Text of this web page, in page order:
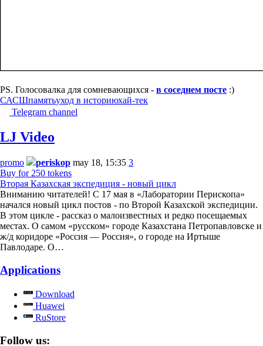
PS. Голосовалка для сомневающихся - в соседнем посте :)
САСШпамятьуход в историюхай-тек
Telegram channel
LJ Video
promo periskop may 18, 15:35 3
Buy for 250 tokens
Вторая Казахская экспедиция - новый цикл
Вниманию читателей! С 17 мая в «Лаборатории Перископа»
начался новый цикл постов - по Второй Казахской экспедиции.
В этом цикле - рассказ о малоизвестных и редко посещаемых
местах. О самом «русском» городе Казахстана Петропавловске и
ж/д коридоре «Россия — Россия», о городе на Иртыше
Павлодаре. О…
Applications
Download
Huawei
RuStore
Follow us: